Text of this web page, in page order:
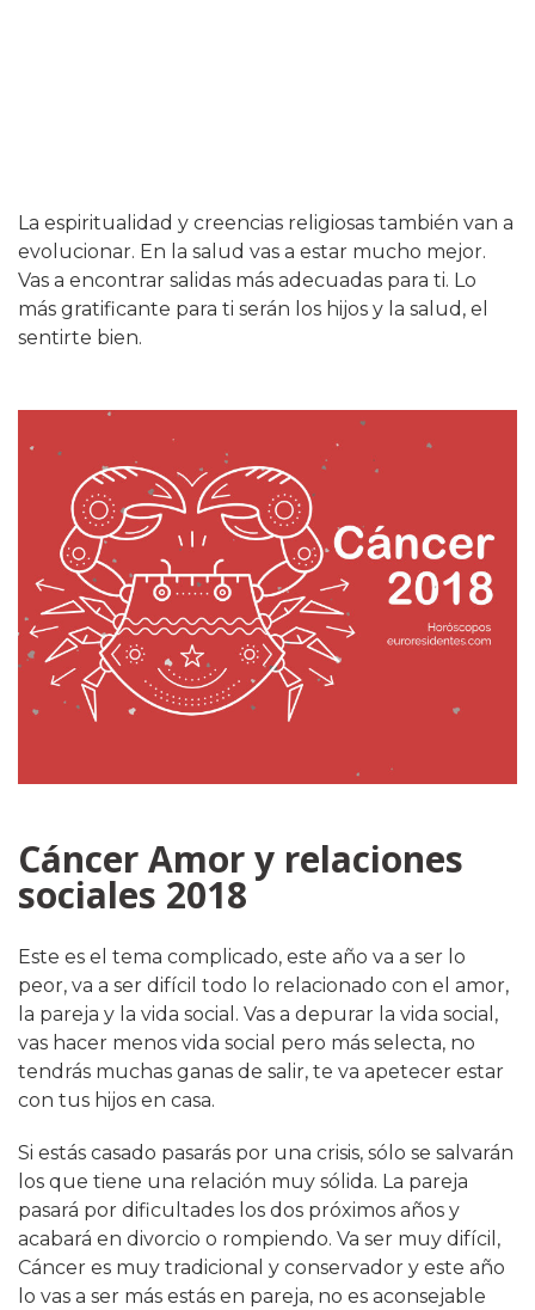
La espiritualidad y creencias religiosas también van a
evolucionar. En la salud vas a estar mucho mejor.
Vas a encontrar salidas más adecuadas para ti. Lo
más gratificante para ti serán los hijos y la salud, el
sentirte bien.
Cáncer Amor y relaciones
sociales 2018
Este es el tema complicado, este año va a ser lo
peor, va a ser difícil todo lo relacionado con el amor,
la pareja y la vida social. Vas a depurar la vida social,
vas hacer menos vida social pero más selecta, no
tendrás muchas ganas de salir, te va apetecer estar
con tus hijos en casa.
Si estás casado pasarás por una crisis, sólo se salvarán
los que tiene una relación muy sólida. La pareja
pasará por dificultades los dos próximos años y
acabará en divorcio o rompiendo. Va ser muy difícil,
Cáncer es muy tradicional y conservador y este año
lo vas a ser más estás en pareja, no es aconsejable